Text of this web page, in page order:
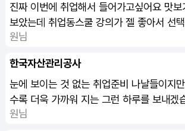
진짜 이번에 취업해서 들어가고싶어요 맛
보았는데 취업동스쿨 강의가 젤 좋아서 선
원님
한국자산관리공사
눈에 보이는 것 없는 취업준비 나날들이지
수록 더욱 가까워 지는 그런 하루를 보내겠
원님